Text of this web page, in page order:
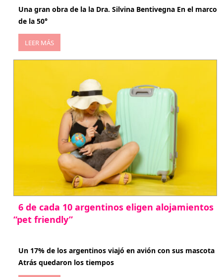
Una gran obra de la la Dra. Silvina Bentivegna En el marco
de la 50°
LEER MÁS
6 de cada 10 argentinos eligen alojamientos
“pet friendly”
Un 17% de los argentinos viajó en avión con sus mascota
Atrás quedaron los tiempos